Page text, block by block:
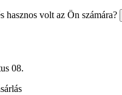
hasznos volt az Ön számára?
08.